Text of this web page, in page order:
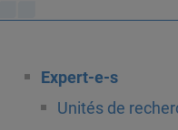
Expert-e-s
Unités de